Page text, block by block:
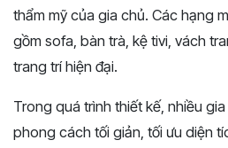
thẩm mỹ của gia chủ. Các hạng
gồm sofa, bàn trà, kệ tivi, vách
trang trí hiện đại.
Trong quá trình thiết kế, nhiều
phong cách tối giản, tối ưu diện